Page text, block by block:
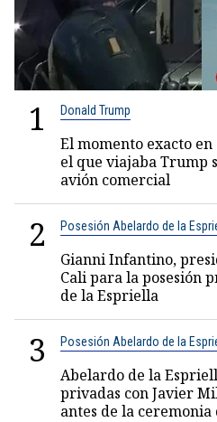
1 Donald Trump
El momento exacto
el que viajaba Trump
avión comercial
2 Posesión Abelardo de la
Gianni Infantino,
Cali para la posesión
de la Espriella
3 Posesión Abelardo de la
Abelardo de la
privadas con Javier
antes de la